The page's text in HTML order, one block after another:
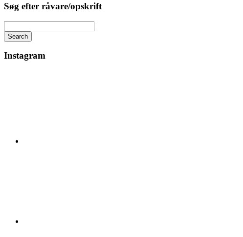
Søg efter råvare/opskrift
Search
Instagram